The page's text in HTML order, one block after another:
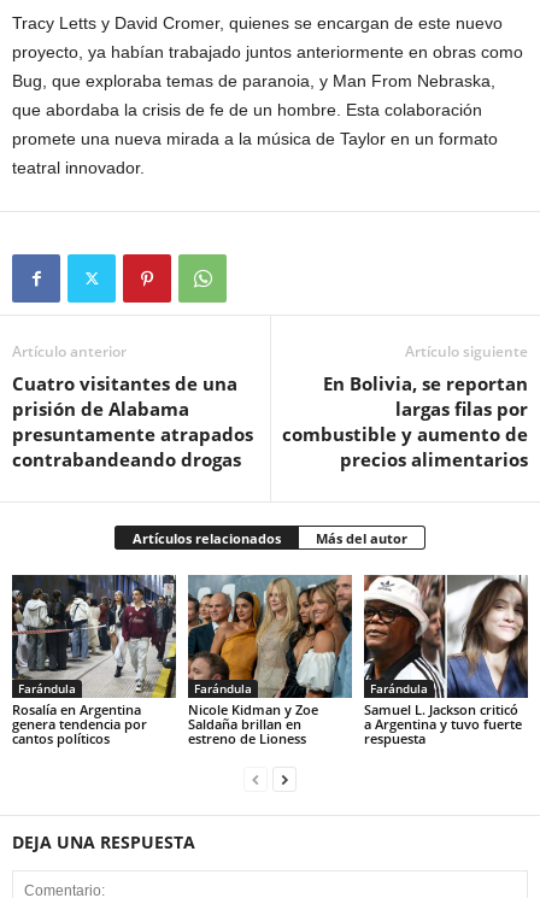
Tracy Letts y David Cromer, quienes se encargan de este nuevo
proyecto, ya habían trabajado juntos anteriormente en obras como
Bug, que exploraba temas de paranoia, y Man From Nebraska,
que abordaba la crisis de fe de un hombre. Esta colaboración
promete una nueva mirada a la música de Taylor en un formato
teatral innovador.
Artículo anterior
Cuatro visitantes de una
prisión de Alabama
presuntamente atrapados
contrabandeando drogas
Artículo siguiente
En Bolivia, se reportan
largas filas por
combustible y aumento de
precios alimentarios
Artículos relacionados Más del autor
Farándula
Rosalía en Argentina
genera tendencia por
cantos políticos
Farándula
Nicole Kidman y Zoe
Saldaña brillan en
estreno de Lioness
Farándula
Samuel L. Jackson criticó
a Argentina y tuvo fuerte
respuesta
DEJA UNA RESPUESTA